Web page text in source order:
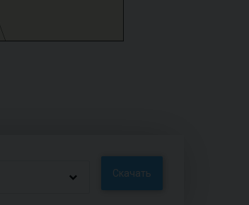
Скачать